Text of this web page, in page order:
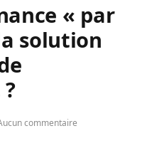
« par
solution
commentaire